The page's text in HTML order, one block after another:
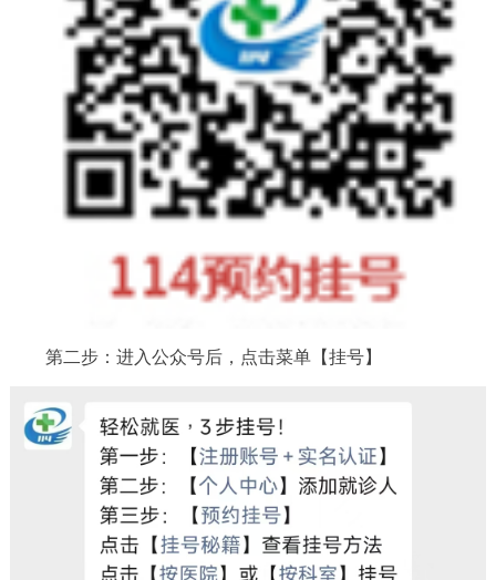
便民服务 利企服务 投资项目
中介服务 阳光政务
政民互动
参与调查 在线访谈 图说互动
走进北京
北京概况
绿色北京 图说北京 视频北京
第二步：进入公众号后，点击菜单【挂号】